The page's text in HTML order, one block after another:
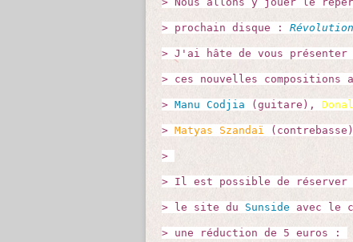
> prochain disque :
> J'ai hâte de vous présenter
> ces nouvelles compositions
> Manu Codjia (guitare),
> Matyas Szandaï
>
> Il est possible de réserver
> le site du Sunside avec le
> une réduction de 5 euros :